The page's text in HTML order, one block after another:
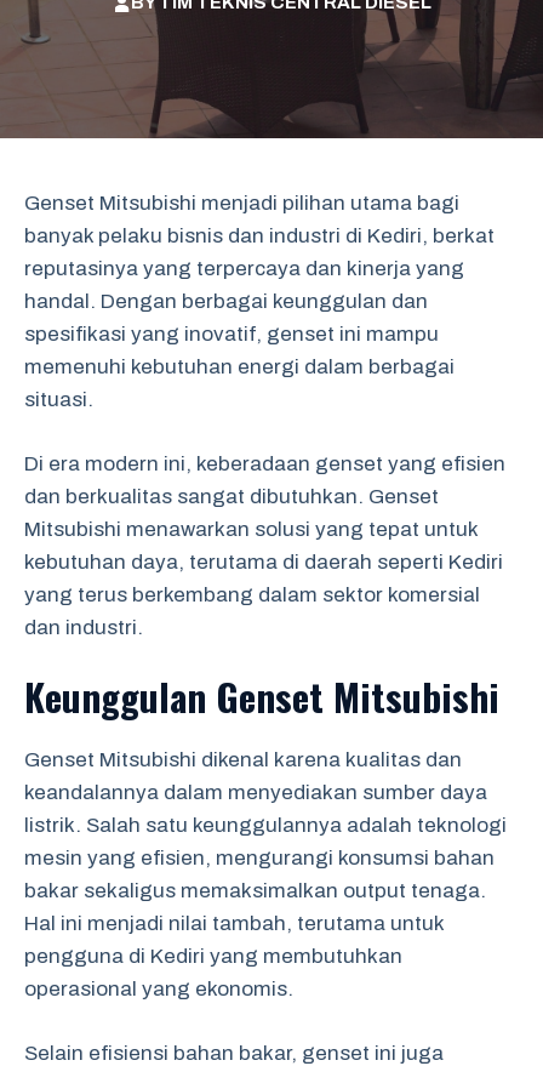
Genset Mitsubishi menjadi pilihan utama bagi
banyak pelaku bisnis dan industri di Kediri, berkat
reputasinya yang terpercaya dan kinerja yang
handal. Dengan berbagai keunggulan dan
spesifikasi yang inovatif, genset ini mampu
memenuhi kebutuhan energi dalam berbagai
situasi.
Di era modern ini, keberadaan genset yang efisien
dan berkualitas sangat dibutuhkan. Genset
Mitsubishi menawarkan solusi yang tepat untuk
kebutuhan daya, terutama di daerah seperti Kediri
yang terus berkembang dalam sektor komersial
dan industri.
Keunggulan Genset Mitsubishi
Genset Mitsubishi dikenal karena kualitas dan
keandalannya dalam menyediakan sumber daya
listrik. Salah satu keunggulannya adalah teknologi
mesin yang efisien, mengurangi konsumsi bahan
bakar sekaligus memaksimalkan output tenaga.
Hal ini menjadi nilai tambah, terutama untuk
pengguna di Kediri yang membutuhkan
operasional yang ekonomis.
Selain efisiensi bahan bakar, genset ini juga